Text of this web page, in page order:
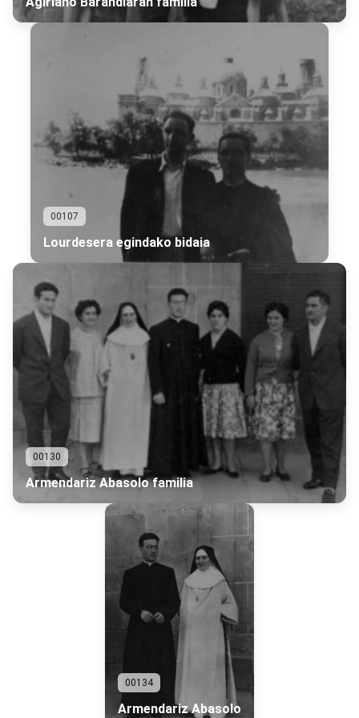
00107
Lourdesera egindako bidaia
00130
Armendariz Abasolo familia
00134
Armendariz Abasolo